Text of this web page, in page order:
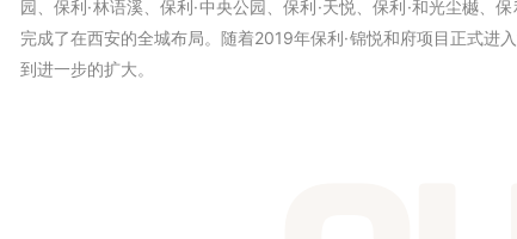
园、保利·林语溪、保利·中央公园、保利·天悦、保利·和光尘樾
完成了在西安的全城布局。随着2019年保利·锦悦和府项目正式进
到进一步的扩大。